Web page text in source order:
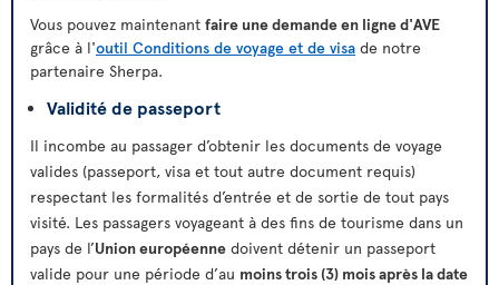
Vous pouvez maintenant faire une demande en ligne d'AVE
grâce à l'outil Conditions de voyage et de visa
partenaire Sherpa.
Validité de passeport
Il incombe au passager d’obtenir les documents de voyage
valides (passeport, visa et tout autre document requis)
respectant les formalités d’entrée et de sortie de tout pays
visité. Les passagers voyageant à des fins de tourisme dans un
pays de l’Union européenne doivent détenir un passeport
valide pour une période d’au moins trois (3) mois après la date